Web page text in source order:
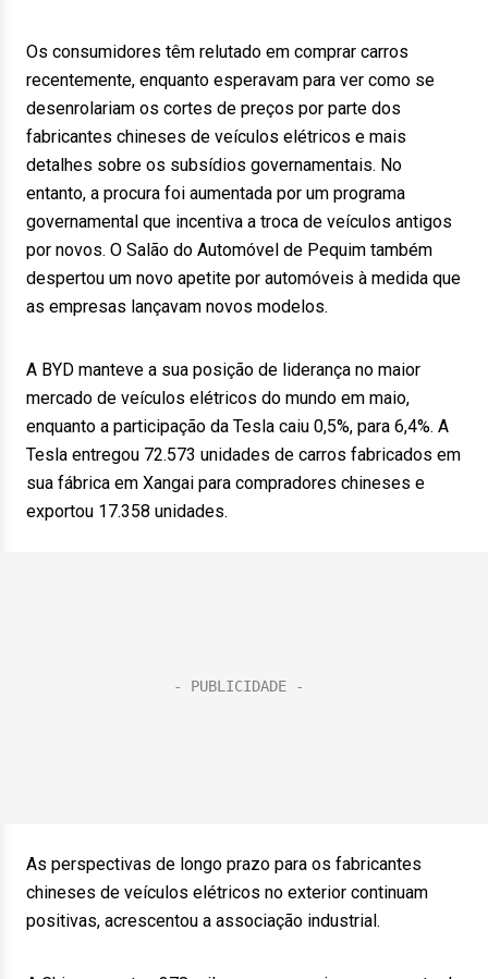
Os consumidores têm relutado em comprar carros
recentemente, enquanto esperavam para ver como se
desenrolariam os cortes de preços por parte dos
fabricantes chineses de veículos elétricos e mais
detalhes sobre os subsídios governamentais. No
entanto, a procura foi aumentada por um programa
governamental que incentiva a troca de veículos antigos
por novos. O Salão do Automóvel de Pequim também
despertou um novo apetite por automóveis à medida que
as empresas lançavam novos modelos.
A BYD manteve a sua posição de liderança no maior
mercado de veículos elétricos do mundo em maio,
enquanto a participação da Tesla caiu 0,5%, para 6,4%. A
Tesla entregou 72.573 unidades de carros fabricados em
sua fábrica em Xangai para compradores chineses e
exportou 17.358 unidades.
As perspectivas de longo prazo para os fabricantes
chineses de veículos elétricos no exterior continuam
positivas, acrescentou a associação industrial.